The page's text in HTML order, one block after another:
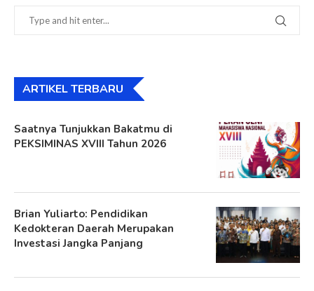
ARTIKEL TERBARU
Saatnya Tunjukkan Bakatmu di
PEKSIMINAS XVIII Tahun 2026
Brian Yuliarto: Pendidikan
Kedokteran Daerah Merupakan
Investasi Jangka Panjang